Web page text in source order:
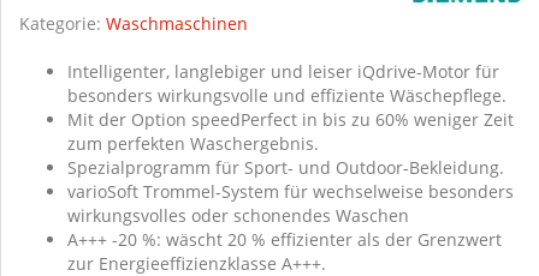
Kategorie: Waschmaschinen
Intelligenter, langlebiger und leiser iQdrive-Motor für
besonders wirkungsvolle und effiziente Wäschepflege.
Mit der Option speedPerfect in bis zu 60% weniger Zeit
zum perfekten Waschergebnis.
Spezialprogramm für Sport- und Outdoor-Bekleidung.
varioSoft Trommel-System für wechselweise besonders
wirkungsvolles oder schonendes Waschen
A+++ -20 %: wäscht 20 % effizienter als der Grenzwert
zur Energieeffizienzklasse A+++.